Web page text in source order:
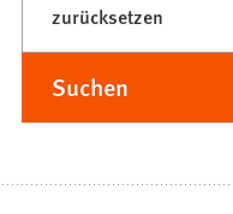
zurücksetzen
Suchen